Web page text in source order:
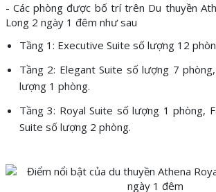
- Các phòng được bố trí trên Du thuyền
Long 2 ngày 1 đêm như sau
Tầng 1: Executive Suite số lượng 12
Tầng 2: Elegant Suite số lượng 7
lượng 1 phòng.
Tầng 3: Royal Suite số lượng 1 phòng,
Suite số lượng 2 phòng.